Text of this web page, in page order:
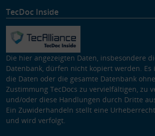
TecDoc Inside
Die hier angezeigten Daten, insbesondere
Datenbank, dürfen nicht kopiert werden. Es
die Daten oder die gesamte Datenbank
Zustimmung TecDocs zu vervielfältigen, zu
und/oder diese Handlungen durch Dritte
Ein Zuwiderhandeln stellt eine
und wird verfolgt.